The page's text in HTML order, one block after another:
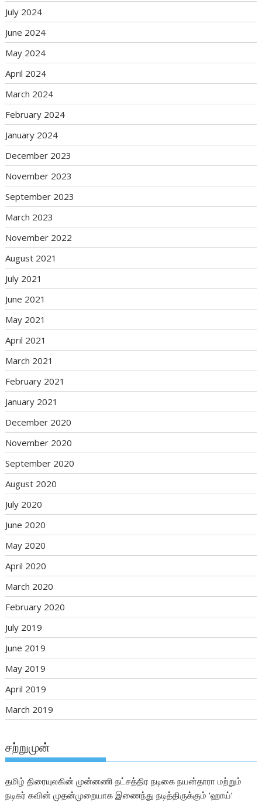
July 2024
June 2024
May 2024
April 2024
March 2024
February 2024
January 2024
December 2023
November 2023
September 2023
March 2023
November 2022
August 2021
July 2021
June 2021
May 2021
April 2021
March 2021
February 2021
January 2021
December 2020
November 2020
September 2020
August 2020
July 2020
June 2020
May 2020
April 2020
March 2020
February 2020
July 2019
June 2019
May 2019
April 2019
March 2019
சற்றுமுன்
தமிழ் திரையுலகின் முன்னணி நட்சத்திர நடிகை நயன்தாரா மற்றும்
நடிகர் கவின் முதன்முறையாக இணைந்து நடித்திருக்கும் ‘ஹாய்’